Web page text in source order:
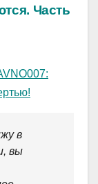
Часть
в
вы